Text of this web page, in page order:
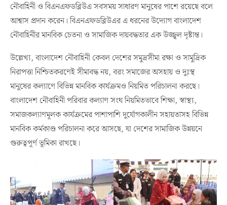
নৌবাহিনী ও বিএনএফডব্লিউএ সবসময় সাধারণ মানুষের পাশে রয়েছে বলে
আশ্বাস প্রদান করেন। বিএনএফডব্লিউএর এ ধরনের উদ্যোগ বাংলাদেশ
নৌবাহিনীর মানবিক চেতনা ও সামাজিক দায়বদ্ধতার এক উজ্জ্বল দৃষ্টান্ত।
উল্লেখ্য, বাংলাদেশ নৌবাহিনী কেবল দেশের সমুদ্রসীমা রক্ষা ও সামুদ্রিক
নিরাপত্তা নিশ্চিতকরণেই সীমাবদ্ধ নয়, বরং সমাজের অসহায় ও দুঃস্থ
মানুষের কল্যাণে বিভিন্ন মানবিক কার্যক্রমও নিয়মিত পরিচালনা করছে।
বাংলাদেশ নৌবাহিনী পরিবার কল্যাণ সংঘ নিয়মিতভাবে শিক্ষা, স্বাস্থ্য,
সমাজকল্যাণমূলক কার্যক্রমের পাশাপাশি দুর্যোগকালীন সহায়তাসহ বিভিন্ন
মানবিক কর্মকাণ্ড পরিচালনা করে আসছে, যা দেশের সামাজিক উন্নয়নে
গুরুত্বপূর্ণ ভূমিকা রাখছে।